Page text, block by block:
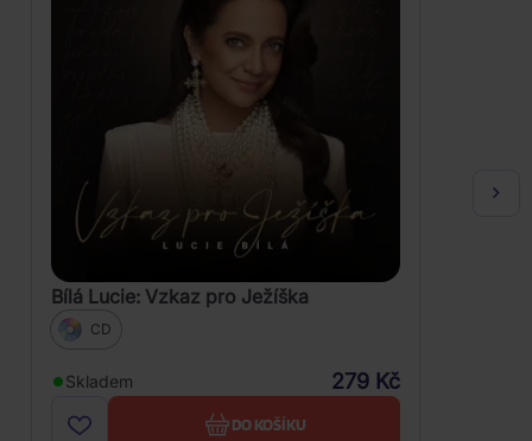
Bílá Lucie: Vzkaz pro Ježíška
CD
Skladem 279 Kč
DO KOŠÍKU